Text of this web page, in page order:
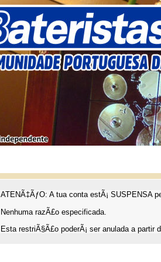
ATENÃ‡ÃƒO: A tua conta estÃ¡ SUSPENSA
Nenhuma razÃ£o especificada.
Esta restriÃ§Ã£o poderÃ¡ ser anulada a partir